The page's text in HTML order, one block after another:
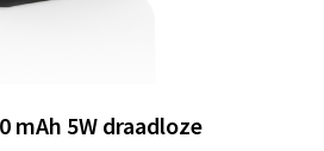
mAh 5W draadloze